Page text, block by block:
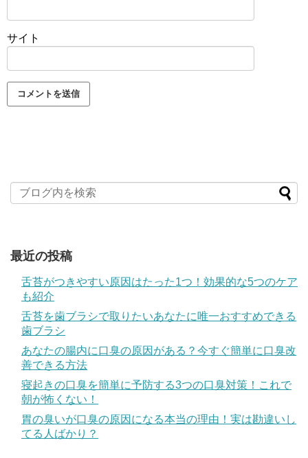
サイト
最近の投稿
舌苔がつきやすい原因はたった1つ！効果的な5つのケア
も紹介
舌苔を歯ブラシで取りたいあなたに唯一おすすめできる
歯ブラシ
あなたの腸内に口臭の原因がある？今すぐ簡単に口臭改
善できる方法
寝起きの口臭を簡単に予防する3つの口臭対策！これで
朝が怖くない！
胃の臭いが口臭の原因になる本当の理由！実は勘違いし
てる人ばかり？